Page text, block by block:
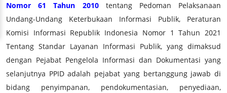
Nomor 61 Tahun 2010tentang Pedoman Pelaksanaan
Undang-Undang Keterbukaan Informasi Publik, Peraturan
Komisi Informasi Republik Indonesia Nomor 1 Tahun 2021
Tentang Standar Layanan Informasi Publik, yang dimaksud
dengan Pejabat Pengelola Informasi dan Dokumentasi yang
selanjutnya PPID adalah pejabat yang bertanggung jawab di
bidang penyimpanan, pendokumentasian, penyediaan,